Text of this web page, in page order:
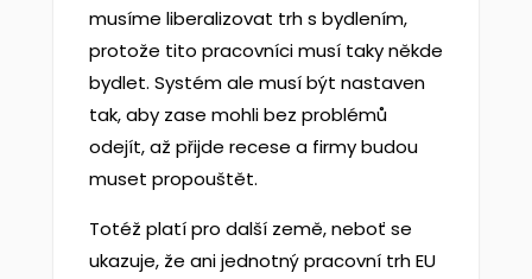
musíme liberalizovat trh s bydlením,
protože tito pracovníci musí taky někde
bydlet. Systém ale musí být nastaven
tak, aby zase mohli bez problémů
odejít, až přijde recese a firmy budou
muset propouštět.
Totéž platí pro další země, neboť se
ukazuje, že ani jednotný pracovní trh EU